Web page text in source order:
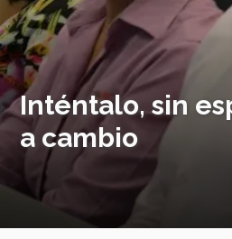
Inténtalo, sin
a cambio